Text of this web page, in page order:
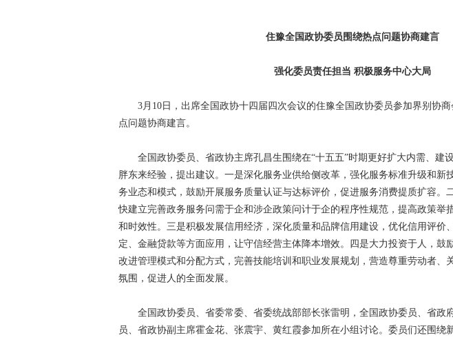
住豫全国政协委员围绕热点问题协商建言
强化委员责任担当 积极服务中心大局
3月10日，出席全国政协十四届四次会议的住豫全国政协委员参加界别协商
点问题协商建言。
全国政协委员、省政协主席孔昌生围绕在“十五五”时期更好扩大内需、建
胖东来经验，提出建议。一是深化服务业供给侧改革，强化服务标准升级和新
务业态和模式，鼓励开展服务质量认证与达标评价，促进服务消费提质扩容。
快建立完善政务服务问需于企和涉企政策问计于企的程序性规范，提高政策举
和时效性。三是积极发展信用经济，深化质量和品牌信用建设，优化信用评价
定、金融贷款等方面应用，让守信经营主体降本增效。四是大力投资于人，鼓
改进管理模式和分配方式，完善技能培训和职业发展规划，营造尊重劳动者、
氛围，促进人的全面发展。
全国政协委员、省委常委、省委统战部部长张雷明，全国政协委员、省政
员、省政协副主席霍金花、张震宇、黄红霞参加所在小组讨论。委员们还围绕